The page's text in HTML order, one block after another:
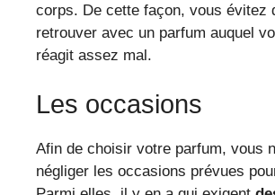
corps. De cette façon, vous évitez
retrouver avec un parfum auquel
réagit assez mal.
Les occasions
Afin de choisir votre parfum, vous
négliger les occasions prévues